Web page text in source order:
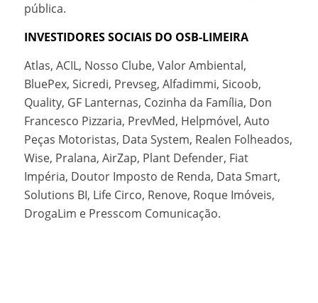
pública.
INVESTIDORES SOCIAIS DO OSB-LIMEIRA
Atlas, ACIL, Nosso Clube, Valor Ambiental,
BluePex, Sicredi, Prevseg, Alfadimmi, Sicoob,
Quality, GF Lanternas, Cozinha da Família, Don
Francesco Pizzaria, PrevMed, Helpmóvel, Auto
Peças Motoristas, Data System, Realen Folheados,
Wise, Pralana, AirZap, Plant Defender, Fiat
Impéria, Doutor Imposto de Renda, Data Smart,
Solutions BI, Life Circo, Renove, Roque Imóveis,
DrogaLim e Presscom Comunicação.